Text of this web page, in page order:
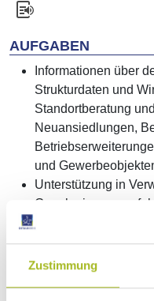
Zustimmung
AUFGABEN
Informationen über
Strukturdaten und
Standortberatung
Neuansiedlungen,
und
Unterstützung in
Zusammenarbeit mit
Hochschulen,